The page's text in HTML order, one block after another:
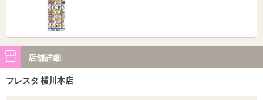
店舗詳細
フレスタ 横川本店